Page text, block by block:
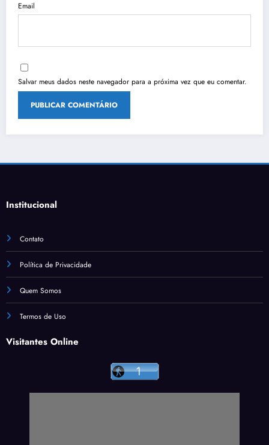
Email
Salvar meus dados neste navegador para a próxima vez que eu comentar.
Institucional
Contato
Política de Privacidade
Quem Somos
Termos de Uso
Visitantes Online